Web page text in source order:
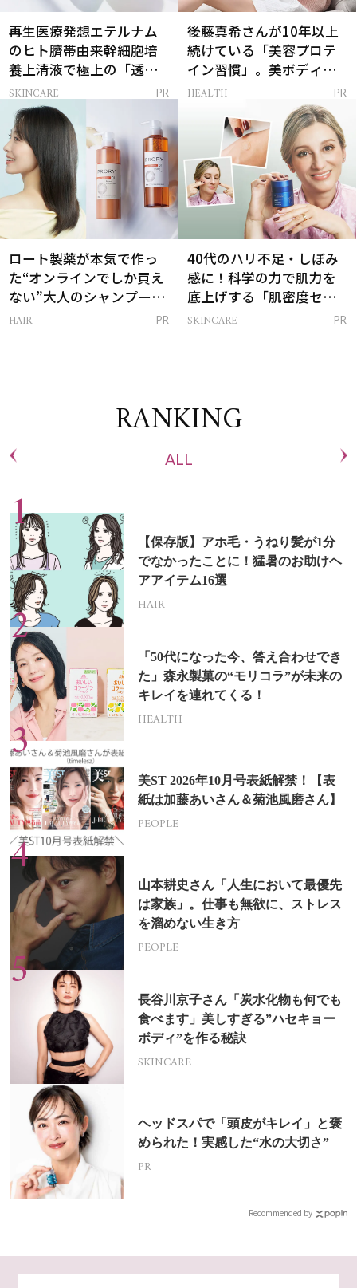
再生医療発想エテルナム
のヒト臍帯由来幹細胞培
養上清液で極上の「透明
感ハリ肌」へ
SKINCARE PR
後藤真希さんが10年以上
続けている「美容プロテ
イン習慣」。美ボディを
支える朝ルーティンと
HEALTH PR
ロート製薬が本気で作っ
た“オンラインでしか買え
ない”大人のシャンプー＆
トリートメントって？
HAIR PR
40代のハリ不足・しぼみ
感に！科学の力で肌力を
底上げする「肌密度セラ
ム」
SKINCARE PR
RANKING
ALL
【保存版】アホ毛・うねり髪が1分
でなかったことに！猛暑のお助けヘ
アアイテム16選
HAIR
「50代になった今、答え合わせでき
た」森永製菓の“モリコラ”が未来の
キレイを連れてくる！
HEALTH
美ST 2026年10月号表紙解禁！【表
紙は加藤あいさん＆菊池風磨さん】
PEOPLE
山本耕史さん「人生において最優先
は家族」。仕事も無欲に、ストレス
を溜めない生き方
PEOPLE
長谷川京子さん「炭水化物も何でも
食べます」美しすぎる”ハセキョー
ボディ”を作る秘訣
SKINCARE
ヘッドスパで「頭皮がキレイ」と褒
められた！実感した“水の大切さ”
PR
Recommended by